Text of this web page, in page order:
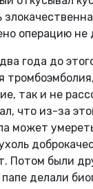
операцию не
года до
так и не
что из-за
может
Потом были
делали